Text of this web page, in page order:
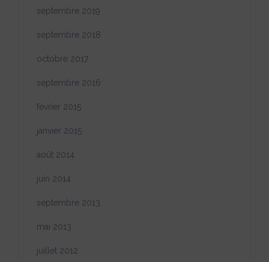
septembre 2019
septembre 2018
octobre 2017
septembre 2016
février 2015
janvier 2015
août 2014
juin 2014
septembre 2013
mai 2013
juillet 2012